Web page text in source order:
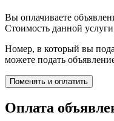
Вы оплачиваете
Стоимость данной услуги
Номер, в который вы
можете подать
Оплата